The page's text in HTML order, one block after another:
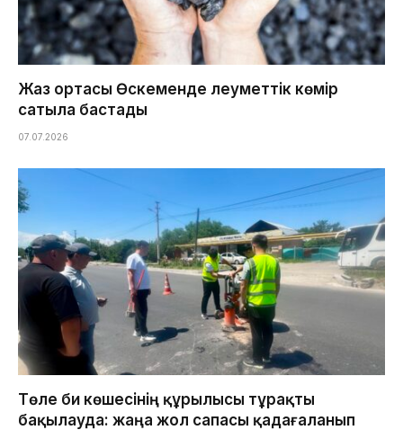
Жаз ортасы Өскеменде әлеуметтік көмір
сатыла бастады
07.07.2026
Төле би көшесінің құрылысы тұрақты
бақылауда: жаңа жол сапасы қадағаланып